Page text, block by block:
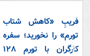
فریبِ «کاهش شتاب
تورم» را نخورید؛ سفره
کارگران با تورم ۱۲۸